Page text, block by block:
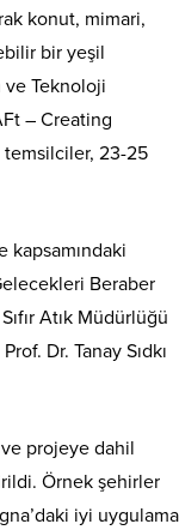
konut, mimari,
bir yeşil
Teknoloji
– Creating
23-25
Beraber
Atık Müdürlüğü
Dr. Tanay Sıdkı
ve projeye dahil
Örnek şehirler
iyi uygulama